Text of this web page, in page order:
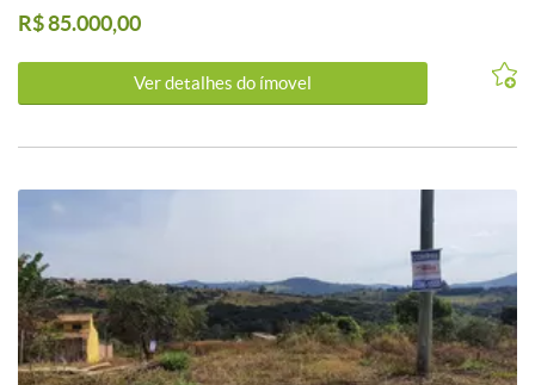
R$ 85.000,00
Ver detalhes do ímovel